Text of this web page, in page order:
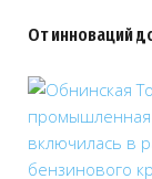
От инноваций